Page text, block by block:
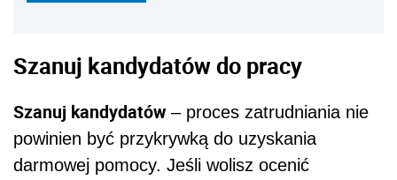
Szanuj kandydatów do pracy
Szanuj kandydatów – proces zatrudniania nie
powinien być przykrywką do uzyskania
darmowej pomocy. Jeśli wolisz ocenić